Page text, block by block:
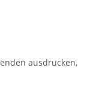
ausdrucken,